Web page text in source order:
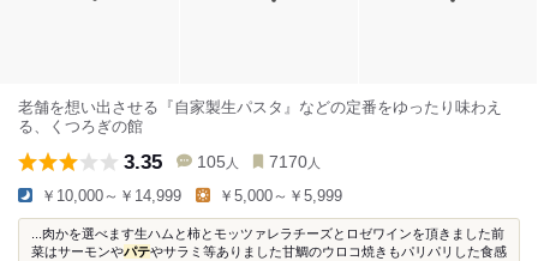
老舗を想い出させる『自家製生パスタ』などの定番をゆったり味わえ
る、くつろぎの館
3.35 105 人 7170 人
￥10,000～￥14,999 ￥5,000～￥5,999
...肉かを選べます生ハムと柿とモッツァレラチーズとロゼワインを頂きました前
菜はサーモンやパテやサラミ等ありました甘鯛のウロコ焼きもパリパリした食感